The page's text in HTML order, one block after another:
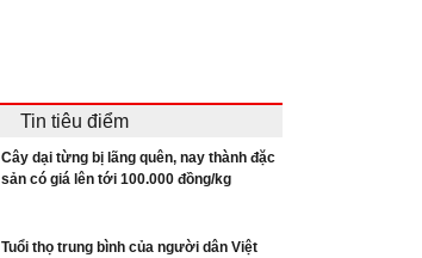
Tin tiêu điểm
Cây dại từng bị lãng quên, nay thành đặc
sản có giá lên tới 100.000 đồng/kg
Tuổi thọ trung bình của người dân Việt